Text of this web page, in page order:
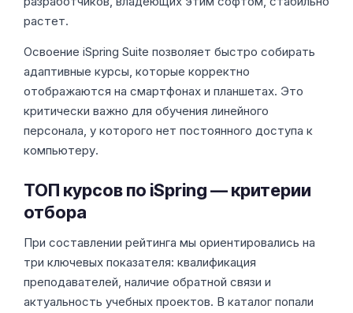
растет.
Освоение iSpring Suite позволяет быстро собирать
адаптивные курсы, которые корректно
отображаются на смартфонах и планшетах. Это
критически важно для обучения линейного
персонала, у которого нет постоянного доступа к
компьютеру.
ТОП курсов по iSpring — критерии
отбора
При составлении рейтинга мы ориентировались на
три ключевых показателя: квалификация
преподавателей, наличие обратной связи и
актуальность учебных проектов. В каталог попали